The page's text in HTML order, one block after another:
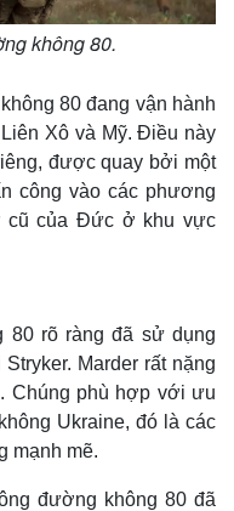
không 80.
80 đang vận hành
Xô và Mỹ. Điều này
được quay bởi một
công vào các phương
cũ của Đức ở khu vực
80 rõ ràng đã sử dụng
Marder rất nặng
Chúng phù hợp với ưu
Ukraine, đó là các
mạnh mẽ.
đường không 80 đã